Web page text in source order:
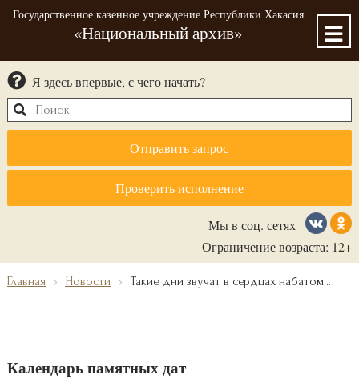
Государственное казенное учреждение Республики Хакасия
«Национальный архив»
Я здесь впервые, с чего начать?
Отправить запрос
Проверить исполнение
Мы в соц. сетях
Ограничение возраста: 12+
Главная Новости Такие дни звучат в сердцах набатом...
Календарь памятных дат